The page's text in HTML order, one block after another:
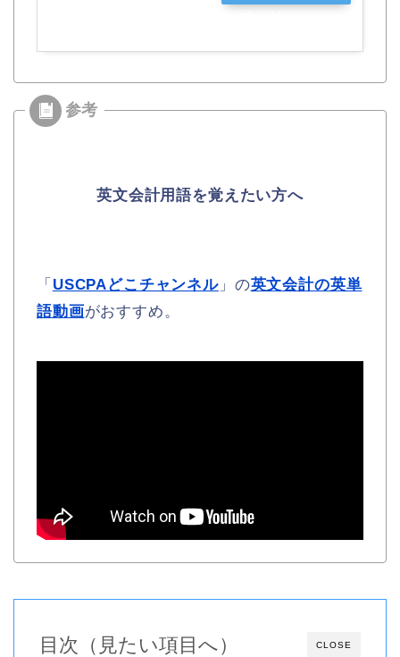
英文会計用語を覚えたい方へ
「 USCPAどこチャンネル」の英文会計の英単
語動画がおすすめ。
CLOSE
目次（見たい項目へ）